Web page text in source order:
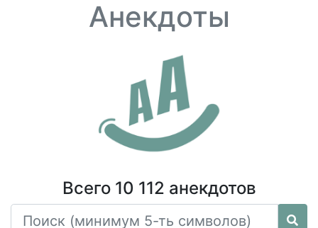
Анекдоты
Всего 10 112 анекдотов